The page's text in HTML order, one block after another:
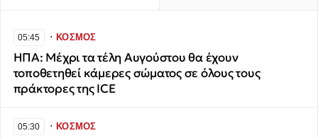
05:45 ∙ΚΟΣΜΟΣ
ΗΠΑ: Μέχρι τα τέλη Αυγούστου θα έχουν
τοποθετηθεί κάμερες σώματος σε όλους τους
πράκτορες της ICE
05:30 ∙ΚΟΣΜΟΣ